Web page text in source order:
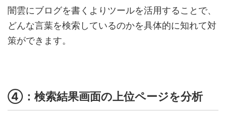
闇雲にブログを書くよりツールを活用することで、
どんな言葉を検索しているのかを具体的に知れて対
策ができます。
④：検索結果画面の上位ページを分析